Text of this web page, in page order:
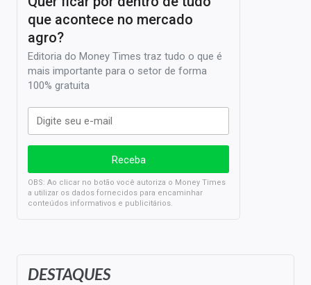
DESTAQUES
que acontece no mercado
agro?
Editoria do Money Times traz tudo o que é
mais importante para o setor de forma
100% gratuita
OBS: Ao clicar no botão você autoriza o Money Times
a utilizar os dados fornecidos para encaminhar
conteúdos informativos e publicitários.